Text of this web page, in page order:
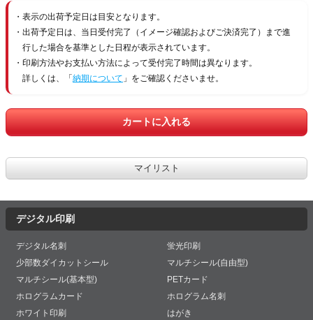
表示の出荷予定日は目安となります。
出荷予定日は、当日受付完了（イメージ確認およびご決済完了）まで進
行した場合を基準とした日程が表示されています。
印刷方法やお支払い方法によって受付完了時間は異なります。
詳しくは、「 納期について 」をご確認くださいませ。
デジタル印刷
デジタル名刺
蛍光印刷
少部数ダイカットシール
マルチシール(自由型)
マルチシール(基本型)
PETカード
ホログラムカード
ホログラム名刺
ホワイト印刷
はがき